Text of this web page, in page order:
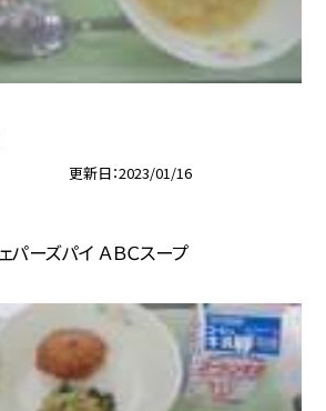
更新日 2023/01/16
ーズパイ ＡＢＣスープ